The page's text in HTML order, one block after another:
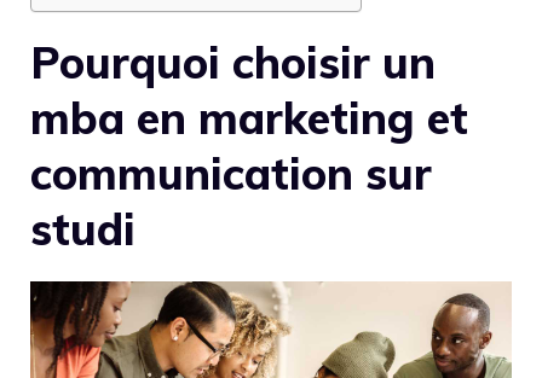
Pourquoi choisir un
mba en marketing et
communication sur
studi